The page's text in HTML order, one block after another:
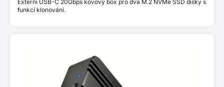
Externí USB-C 20Gbps kovový box pro dva M.2 NVMe SSD disky s
funkcí klonování.